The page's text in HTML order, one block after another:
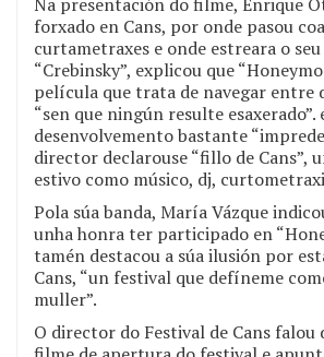
forxado en Cans, por onde pasou
curtametraxes e onde estreara o
“Crebinsky”, explicou que
película que trata de navegar entre
“sen que ningún resulte esaxerado”.
desenvolvemento bastante
director declarouse “fillo de Cans”,
estivo como músico, dj,
Pola súa banda, María Vázque
unha honra ter participado en
tamén destacou a súa ilusión por
Cans, “un festival que defíneme
muller”.
O director do Festival de Cans falou